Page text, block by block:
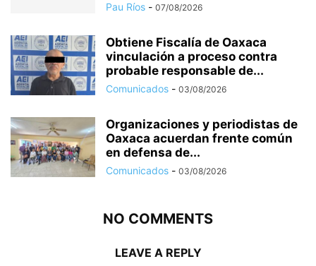
Pau Ríos - 07/08/2026
Obtiene Fiscalía de Oaxaca
vinculación a proceso contra
probable responsable de...
Comunicados - 03/08/2026
Organizaciones y periodistas de
Oaxaca acuerdan frente común
en defensa de...
Comunicados - 03/08/2026
NO COMMENTS
LEAVE A REPLY